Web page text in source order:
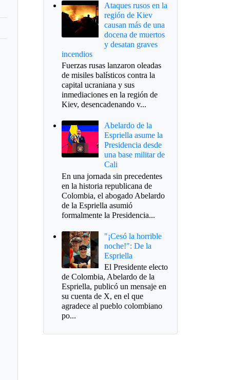
Ataques rusos en la
región de Kiev
causan más de una
docena de muertos
y desatan graves
incendios
Fuerzas rusas lanzaron oleadas
de misiles balísticos contra la
capital ucraniana y sus
inmediaciones en la región de
Kiev, desencadenando v...
Abelardo de la
Espriella asume la
Presidencia desde
una base militar de
Cali
En una jornada sin precedentes
en la historia republicana de
Colombia, el abogado Abelardo
de la Espriella asumió
formalmente la Presidencia...
"¡Cesó la horrible
noche!": De la
Espriella
El Presidente electo
de Colombia, Abelardo de la
Espriella, publicó un mensaje en
su cuenta de X, en el que
agradece al pueblo colombiano
po...